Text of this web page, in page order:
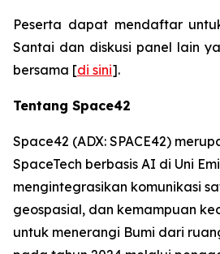
Peserta dapat mendaftar
Santai dan diskusi panel lain
bersama [di sini].
Tentang Space42
Space42 (ADX: SPACE42)
SpaceTech berbasis AI di Uni
mengintegrasikan komunikasi
geospasial, dan kemampuan
untuk menerangi Bumi dari